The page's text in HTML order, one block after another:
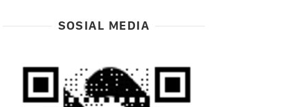
SOSIAL MEDIA